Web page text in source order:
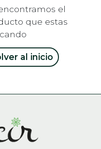
el
que estas
al inicio